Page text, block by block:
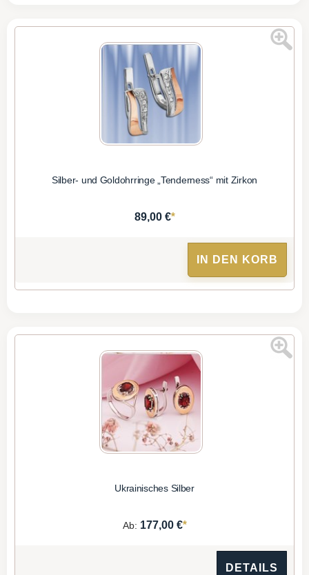
Silber- und Goldohrringe „Tenderness“ mit Zirkon
89,00 €*
IN DEN KORB
Ukrainisches Silber
Ab: 177,00 €*
DETAILS